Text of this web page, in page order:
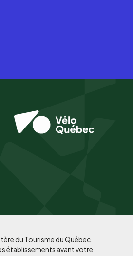
du Tourisme du Québec.
établissements avant votre